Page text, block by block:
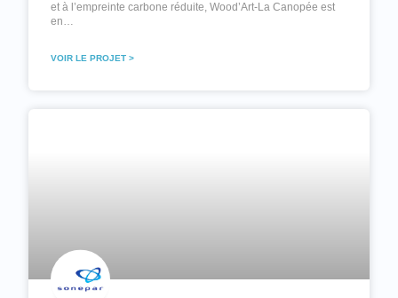
et à l’empreinte carbone réduite, Wood’Art-La Canopée est
en…
VOIR LE PROJET >